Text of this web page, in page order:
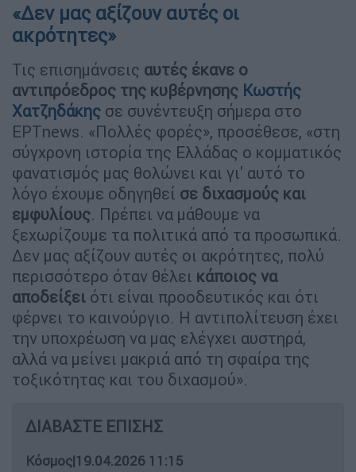
«Δεν μας αξίζουν αυτές οι
ακρότητες»
Τις επισημάνσεις αυτές έκανε ο
αντιπρόεδρος της κυβέρνησης Κωστής
Χατζηδάκης σε συνέντευξη σήμερα στο
ΕΡΤnews. «Πολλές φορές», προσέθεσε, «στη
σύγχρονη ιστορία της Ελλάδας ο κομματικός
φανατισμός μας θολώνει και γι' αυτό το
λόγο έχουμε οδηγηθεί σε διχασμούς και
εμφυλίους. Πρέπει να μάθουμε να
ξεχωρίζουμε τα πολιτικά από τα προσωπικά.
Δεν μας αξίζουν αυτές οι ακρότητες, πολύ
περισσότερο όταν θέλει κάποιος να
αποδείξει ότι είναι προοδευτικός και ότι
φέρνει το καινούργιο. Η αντιπολίτευση έχει
την υποχρέωση να μας ελέγχει αυστηρά,
αλλά να μείνει μακριά από τη σφαίρα της
τοξικότητας και του διχασμού».
ΔΙΑΒΑΣΤΕ ΕΠΙΣΗΣ
Κόσμος|19.04.2026 11:15